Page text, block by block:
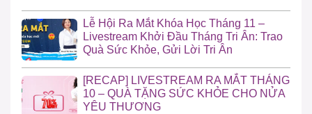
Lễ Hội Ra Mắt Khóa Học Tháng 11 –
Livestream Khởi Đầu Tháng Tri Ân: Trao
Quà Sức Khỏe, Gửi Lời Tri Ân
[RECAP] LIVESTREAM RA MẮT THÁNG
10 – QUÀ TẶNG SỨC KHỎE CHO NỬA
YÊU THƯƠNG